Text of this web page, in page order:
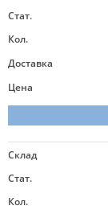
Стат.
Кол.
Доставка
Цена
Склад
Стат.
Кол.